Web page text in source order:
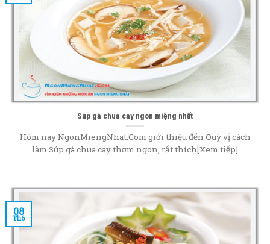
Súp gà chua cay ngon miệng nhất
Hôm nay NgonMiengNhat.Com giới thiệu đến Quý vị cách
làm Súp gà chua cay thơm ngon, rất thích[Xem tiếp]
08
Th6